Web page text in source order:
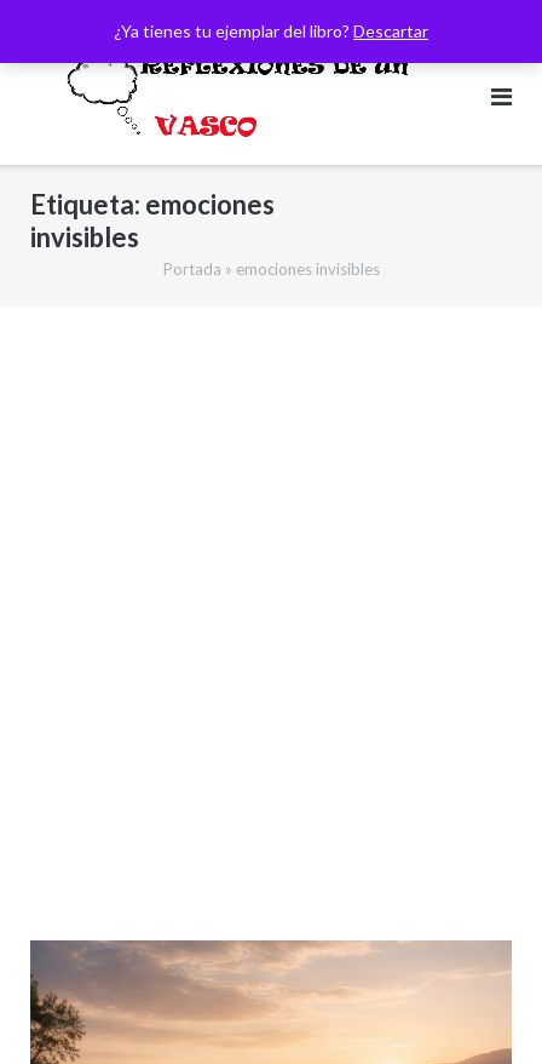
¿Ya tienes tu ejemplar del libro? Descartar
contenido
Etiqueta: emociones
invisibles
Portada » emociones invisibles